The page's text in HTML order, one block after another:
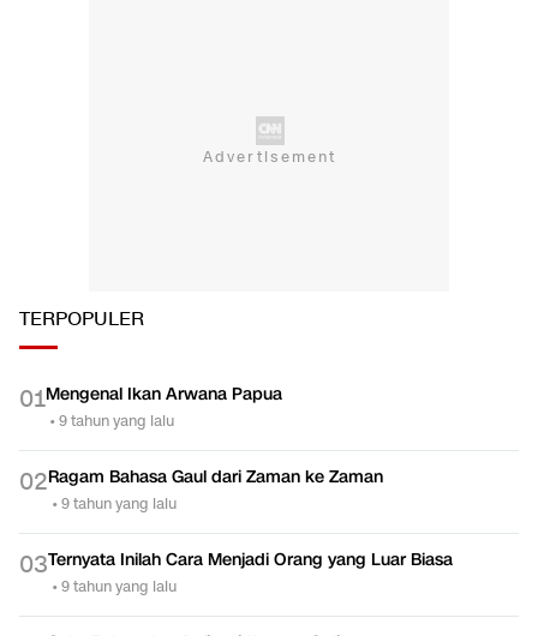
TERPOPULER
01Mengenal Ikan Arwana Papua
•9 tahun yang lalu
02 Ragam Bahasa Gaul dari Zaman ke Zaman
•9 tahun yang lalu